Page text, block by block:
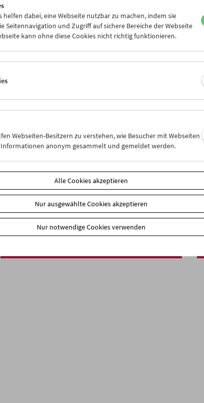
Viennale im Filmmuseum
Leben in Bildern
Kinoreal Spezial: 20 Jahre dok.at
helfen dabei, eine Webseite nutzbar zu machen, indem sie
Seitennavigation und Zugriff auf sichere Bereiche der Webseite
kann ohne diese Cookies nicht richtig funktionieren.
Webseiten-Besitzern zu verstehen, wie Besucher mit Webseiten
anonym gesammelt und gemeldet werden.
Alle Cookies akzeptieren
Nur ausgewählte Cookies akzeptieren
Nur notwendige Cookies verwenden